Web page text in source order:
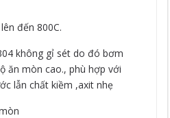
đến 800C.
không gỉ sét do đó bơm
ăn mòn cao., phù hợp với
lẫn chất kiềm ,axit nhẹ